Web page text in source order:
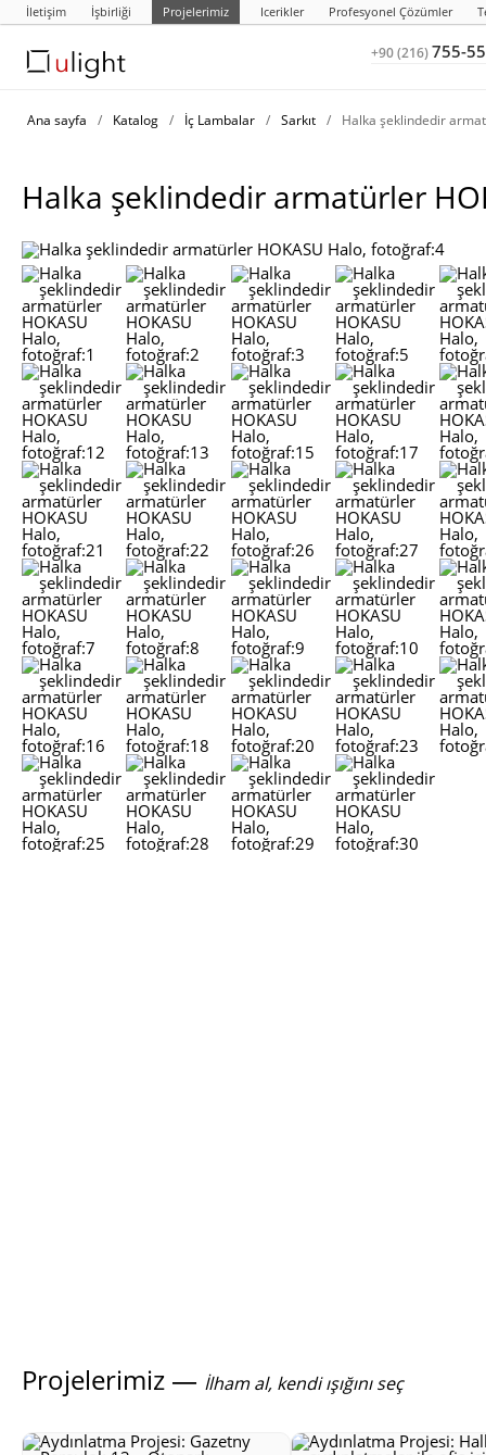
İletişim İşbirliği Projelerimiz Icerikler Profesyonel Çözümler
+90 (216)755-
Ana sayfa / Katalog / İç Lambalar / Sarkıt / Halka şeklindedir
Halka şeklindedir armatürler
Projelerimiz — İlham al, kendi ışığını seç